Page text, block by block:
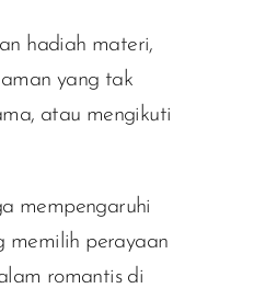
hadiah materi,
yang tak
atau mengikuti
mempengaruhi
memilih perayaan
romantis di